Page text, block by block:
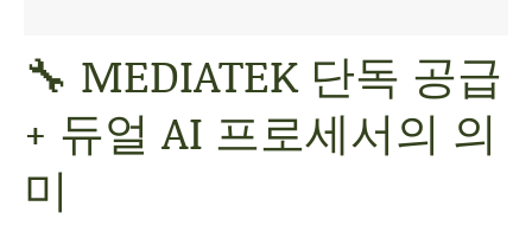
🔧 MEDIATEK 단독 공급
+ 듀얼 AI 프로세서의 의
미